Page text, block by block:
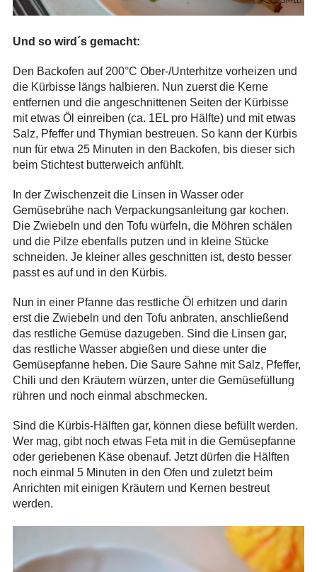
Und so wird´s gemacht:
Den Backofen auf 200°C Ober-/Unterhitze vorheizen und
die Kürbisse längs halbieren. Nun zuerst die Kerne
entfernen und die angeschnittenen Seiten der Kürbisse
mit etwas Öl einreiben (ca. 1EL pro Hälfte) und mit etwas
Salz, Pfeffer und Thymian bestreuen. So kann der Kürbis
nun für etwa 25 Minuten in den Backofen, bis dieser sich
beim Stichtest butterweich anfühlt.
In der Zwischenzeit die Linsen in Wasser oder
Gemüsebrühe nach Verpackungsanleitung gar kochen.
Die Zwiebeln und den Tofu würfeln, die Möhren schälen
und die Pilze ebenfalls putzen und in kleine Stücke
schneiden. Je kleiner alles geschnitten ist, desto besser
passt es auf und in den Kürbis.
Nun in einer Pfanne das restliche Öl erhitzen und darin
erst die Zwiebeln und den Tofu anbraten, anschließend
das restliche Gemüse dazugeben. Sind die Linsen gar,
das restliche Wasser abgießen und diese unter die
Gemüsepfanne heben. Die Saure Sahne mit Salz, Pfeffer,
Chili und den Kräutern würzen, unter die Gemüsefüllung
rühren und noch einmal abschmecken.
Sind die Kürbis-Hälften gar, können diese befüllt werden.
Wer mag, gibt noch etwas Feta mit in die Gemüsepfanne
oder geriebenen Käse obenauf. Jetzt dürfen die Hälften
noch einmal 5 Minuten in den Ofen und zuletzt beim
Anrichten mit einigen Kräutern und Kernen bestreut
werden.